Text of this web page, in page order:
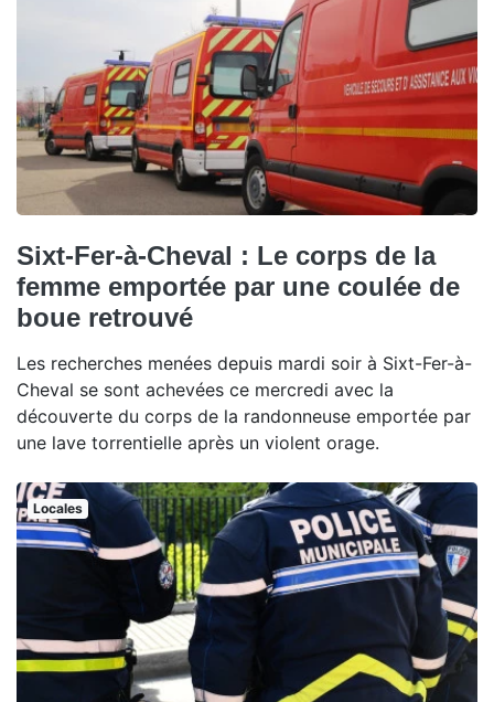
Sixt-Fer-à-Cheval : Le corps de la
femme emportée par une coulée de
boue retrouvé
Les recherches menées depuis mardi soir à Sixt-Fer-à-
Cheval se sont achevées ce mercredi avec la
découverte du corps de la randonneuse emportée par
une lave torrentielle après un violent orage.
Locales